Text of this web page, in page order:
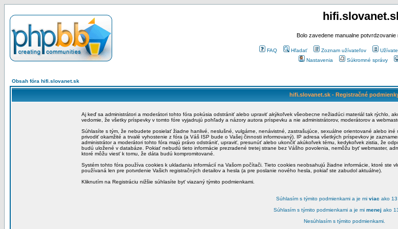
Bolo zavedene manualne potvrdzovanie
FAQ Hľadať Zoznam užívateľov
Nastavenia
Súkromné správy
Obsah fóra hifi.slovanet.sk
hifi.slovanet.sk - Registračné
Aj keď sa administrátori a moderátori tohto fóra pokúsia odstrániť alebo upraviť akýkoľvek všeobecne nežiadúci materiál tak rýchlo,
vedomie, že všetky príspevky v tomto fóre vyjadrujú pohľady a názory autora príspevku a nie administrátorov, moderátorov a
Súhlasíte s tým, že nebudete posielať žiadne hanlivé, neslušné, vulgárne, nenávistné, zastrašujúce, sexuálne orientované alebo
privodiť okamžité a trvalé vyhostenie z fóra (a Váš ISP bude o Vašej činnosti informovaný). IP adresa všetkých príspevkov je
administrátor a moderátori tohto fóra majú právo odstrániť, upraviť, presunúť alebo ukončiť akúkoľvek tému, kedykoľvek zistia, že
budú uložené v databáze. Pokiať nebudú tieto informácie prezradené tretej strane bez Vášho povolenia, nemôžu byť webmaster,
ktoré môžu viesť k tomu, že dáta budú kompromitované.
Systém tohto fóra používa cookies k ukladaniu informácií na Vašom počítači. Tieto cookies neobsahujú žiadne informácie, ktoré ste
používaná len pre potvrdenie Vašich registračných detailov a hesla (a pre poslanie nového hesla, pokiaľ ste zabudol aktuálne).
Kliknutím na Registráciu nižšie súhlasíte byť viazaný týmito podmienkami.
Súhlasím s týmito podmienkami a je mi viac ako 13
Súhlasím s týmito podmienkami a je mi menej ako
Nesúhlasím s týmito podmienkami.